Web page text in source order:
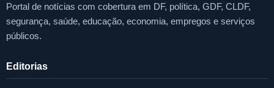
Portal de notícias com cobertura em DF, política, GDF, CLDF,
segurança, saúde, educação, economia, empregos e serviços
públicos.
Editorias